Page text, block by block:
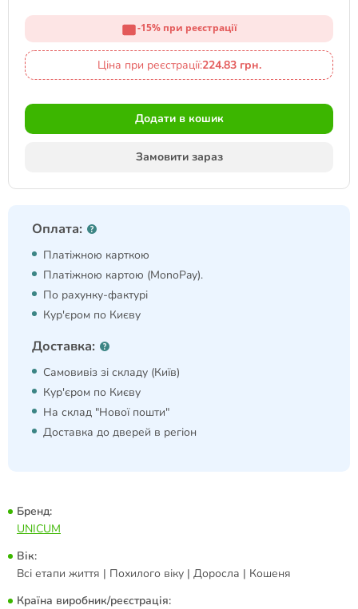
-15% при реєстрації
Ціна при реєстрації:224.83 грн.
Додати в кошик
Замовити зараз
Оплата:
Платіжною карткою
Платіжною картою (MonoPay).
По рахунку-фактурі
Кур'єром по Києву
Доставка:
Самовивіз зі складу (Київ)
Кур'єром по Києву
На склад "Нової пошти"
Доставка до дверей в регіон
Бренд:
UNICUM
Вік:
Всі етапи життя | Похилого віку | Доросла | Кошеня
Країна виробник/реєстрація: